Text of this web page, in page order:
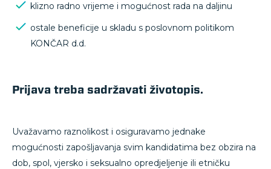
klizno radno vrijeme i mogućnost rada na daljinu
ostale beneficije u skladu s poslovnom politikom
KONČAR d.d.
Prijava treba sadržavati životopis.
Uvažavamo raznolikost i osiguravamo jednake
mogućnosti zapošljavanja svim kandidatima bez obzira na
dob, spol, vjersko i seksualno opredjeljenje ili etničku